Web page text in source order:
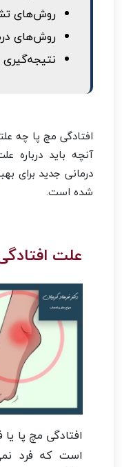
روش‌های
روش‌های
نتیجه‌گیری
افتادگی مچ پا چه
آنچه باید
درمانی جدید برای
شده است.
علت
است که فرد